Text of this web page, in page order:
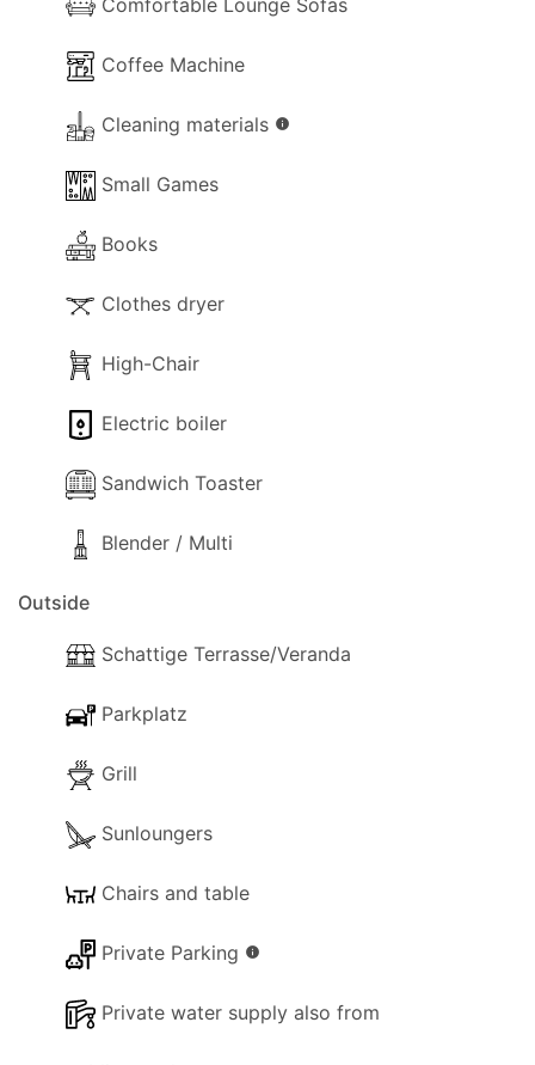
alle drei Luxus-Cottages bieten einen hohen
Comfortable Lounge Sofas
Coffee Machine
Cleaning materials info
Small Games
Books
Clothes dryer
High-Chair
Electric boiler
Sandwich Toaster
Blender / Multi
Outside
Schattige Terrasse/Veranda
Parkplatz
Grill
Sunloungers
Chairs and table
Private Parking info